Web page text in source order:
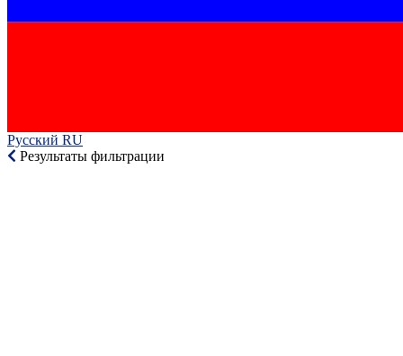
Русский RU‎
Результаты фильтрации